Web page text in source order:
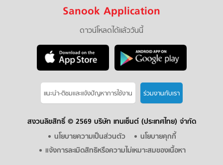
Sanook Application
ดาวน์โหลดได้แล้ววันนี้
แนะนำ-ติชมเเละแจ้งปัญหาการใช้งาน ร่วมงานกับเรา
สงวนลิขสิทธิ์ © 2569 บริษัท เทนเซ็นต์ (ประเทศไทย) จำกัด
นโยบายความเป็นส่วนตัว
นโยบายคุกกี้
แจ้งการละเมิดสิทธิหรือความไม่เหมาะสมของเนื้อหา